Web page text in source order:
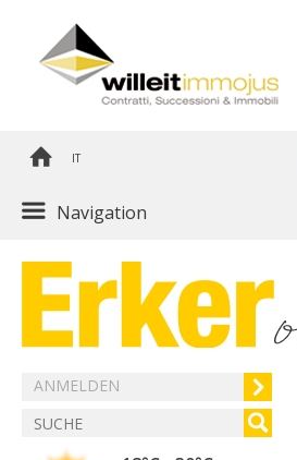
IT
Navigation
ANMELDEN